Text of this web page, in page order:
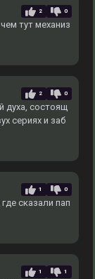
2 0
тут механиз
2 0
духа, состоящ
сериях и заб
1 0
сказали пап
1 1